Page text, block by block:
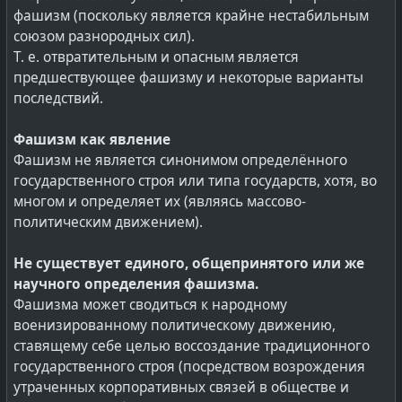
вот активистов и «club kids» по совместительству. Так
же изолируются в среде единомышленников как
истеблимент в закрытых кварталах и форумах. Так же
верят, что идеологические догмы стоят выше законов
математики с экономикой.
Жизнь в закрытых сообществах и пространстве
изолированном мире организаций и клубов создаёт
иллюзию, что стандартные законы общества
несущественны, а мораль и правовое поле не
действуют.
Создаётся самоподдерживающаяся и
самоиндуцирующаяся система, которая за счёт
резонансных явлений идёт в разнос — сверх высокие
колебания, приводящие к образованию дефектов в
конструкции, быстрому износу и разрушению.
политика общество истеблишмент # club-kids
lang_ru
Но мы же знаем, что они няшки?! Что это всего лишь
следствие той фашистской диктатурой Deep State, что
давлеет над США уже два десятка лет :)
фашизм (поскольку является крайне нестабильным
союзом разнородных сил).
Т. е. отвратительным и опасным является
предшествующее фашизму и некоторые варианты
последствий.
Фашизм как явление
Фашизм не является синонимом определённого
государственного строя или типа государств, хотя, во
многом и определяет их (являясь массово-
политическим движением).
Не существует единого, общепринятого или же
научного определения фашизма.
Фашизма может сводиться к народному
военизированному политическому движению,
ставящему себе целью воссоздание традиционного
государственного строя (посредством возрождения
утраченных корпоративных связей в обществе и